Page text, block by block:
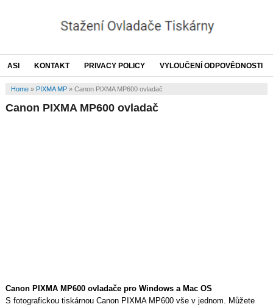
ASI KONTAKT PRIVACY POLICY VYLOUČENÍ ODPOVĚDNOSTI
Home» PIXMA MP» Canon PIXMA MP600 ovladač
Canon PIXMA MP600 ovladač
Canon PIXMA MP600 ovladače pro Windows a Mac OS
S fotografickou tiskárnou Canon PIXMA MP600 vše v jednom. Můžete